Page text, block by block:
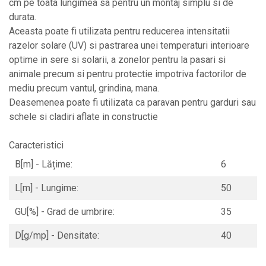
Plase anti buruieni
Plase pentru castraveti
Mobilier PVC
Mobilier din PVC pentru casă
Mobilier PVC pentru grădină
Mobilier comercial din PVC
Butoaie Pentru Vin
Garduri
Porti
Lacuri Si Vopsele
Produse decorative
Produse pentru constructii
cm pe toata lungimea sa pentru un montaj simplu si de
durata.
Aceasta poate fi utilizata pentru reducerea intensitatii
razelor solare (UV) si pastrarea unei temperaturi interioare
optime in sere si solarii, a zonelor pentru la pasari si
animale precum si pentru protectie impotriva factorilor de
mediu precum vantul, grindina, mana.
Deasemenea poate fi utilizata ca paravan pentru garduri sau
schele si cladiri aflate in constructie
Caracteristici
B[m] - Lățime:
6
L[m] - Lungime: 50
GU[%] - Grad de umbrire: 35
D[g/mp] - Densitate: 40